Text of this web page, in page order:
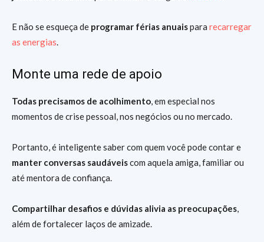
E não se esqueça de programar férias anuaispara recarregar
as energias.
Monte uma rede de apoio
Todas precisamos de acolhimento, em especial nos
momentos de crise pessoal, nos negócios ou no mercado.
Portanto, é inteligente saber com quem você pode contar e
manter conversas saudáveiscom aquela amiga, familiar ou
até mentora de confiança.
Compartilhar desafios e dúvidas alivia as preocupações,
além de fortalecer laços de amizade.